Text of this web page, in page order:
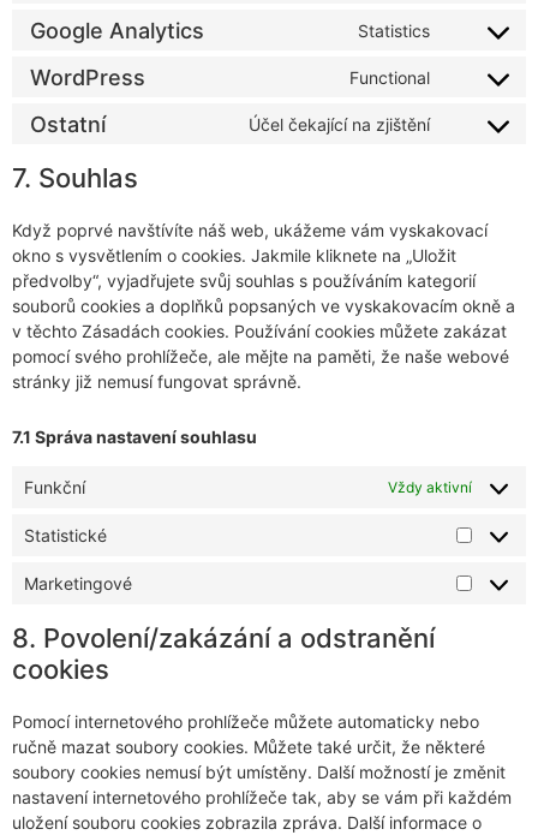
Google Analytics Statistics
WordPress Functional
Ostatní Účel čekající na zjištění
7. Souhlas
Když poprvé navštívíte náš web, ukážeme vám vyskakovací
okno s vysvětlením o cookies. Jakmile kliknete na „Uložit
předvolby“, vyjadřujete svůj souhlas s používáním kategorií
souborů cookies a doplňků popsaných ve vyskakovacím okně a
v těchto Zásadách cookies. Používání cookies můžete zakázat
pomocí svého prohlížeče, ale mějte na paměti, že naše webové
stránky již nemusí fungovat správně.
7.1 Správa nastavení souhlasu
Funkční Vždy aktivní
Statistické
Marketingové
8. Povolení/zakázání a odstranění
cookies
Pomocí internetového prohlížeče můžete automaticky nebo
ručně mazat soubory cookies. Můžete také určit, že některé
soubory cookies nemusí být umístěny. Další možností je změnit
nastavení internetového prohlížeče tak, aby se vám při každém
uložení souboru cookies zobrazila zpráva. Další informace o